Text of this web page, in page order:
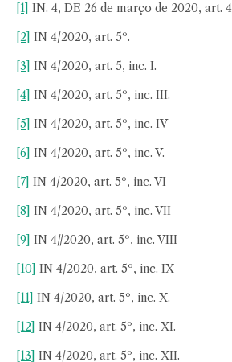
[1] IN. 4, DE 26 de março de 2020, art.
[2] IN 4/2020, art. 5º.
[3] IN 4/2020, art. 5, inc. I.
[4] IN 4/2020, art. 5º, inc. III.
[5] IN 4/2020, art. 5º, inc. IV
[6] IN 4/2020, art. 5º, inc. V.
[7] IN 4/2020, art. 5º, inc. VI
[8] IN 4/2020, art. 5º, inc. VII
[9] IN 4//2020, art. 5º, inc. VIII
[10] IN 4/2020, art. 5º, inc. IX
[11] IN 4/2020, art. 5º, inc. X.
[12] IN 4/2020, art. 5º, inc. XI.
[13] IN 4/2020, art. 5º, inc. XII.